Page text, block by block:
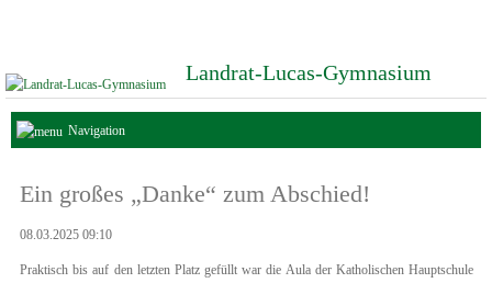
Landrat-Lucas-Gymnasium
Navigation
Ein großes „Danke“ zum Abschied!
08.03.2025 09:10
Praktisch bis auf den letzten Platz gefüllt war die Aula der Katholischen Hauptschule